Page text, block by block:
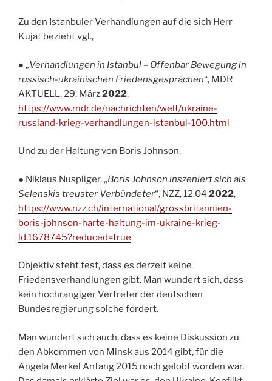
Zu den Istanbuler Verhandlungen auf die sich Herr
Kujat bezieht vgl.,
● „Verhandlungen in Istanbul – Offenbar Bewegung in
russisch-ukrainischen Friedensgesprächen“, MDR
AKTUELL, 29. März2022,
https://www.mdr.de/nachrichten/welt/ukraine-
russland-krieg-verhandlungen-istanbul-100.html
Und zu der Haltung von Boris Johnson,
● Niklaus Nuspliger, „Boris Johnson inszeniert sich als
Selenskis treuster Verbündeter“, NZZ, 12.04.2022,
https://www.nzz.ch/international/grossbritannien-
boris-johnson-harte-haltung-im-ukraine-krieg-
ld.1678745?reduced=true
Objektiv steht fest, dass es derzeit keine
Friedensverhandlungen gibt. Man wundert sich, dass
kein hochrangiger Vertreter der deutschen
Bundesregierung solche fordert.
Man wundert sich auch, dass es keine Diskussion zu
den Abkommen von Minsk aus 2014 gibt, für die
Angela Merkel Anfang 2015 noch gelobt worden war.